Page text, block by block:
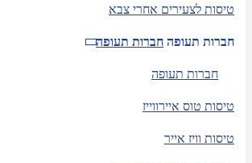
טיסות לצעירים אחרי צבא
חברות תעופה חברות תעופה
חברות תעופה
טיסות טוס איירווייז
טיסות וויז אייר